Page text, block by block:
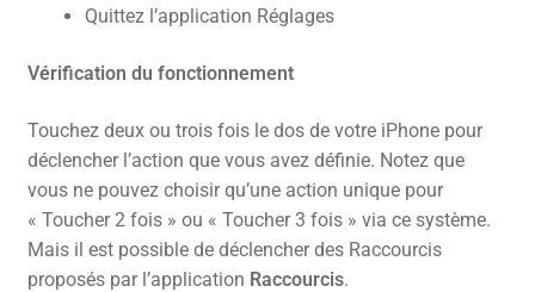
Quittez l’application Réglages
Vérification du fonctionnement
Touchez deux ou trois fois le dos de votre iPhone pour
déclencher l’action que vous avez définie. Notez que
vous ne pouvez choisir qu’une action unique pour
« Toucher 2 fois » ou « Toucher 3 fois » via ce système.
Mais il est possible de déclencher des Raccourcis
proposés par l’application Raccourcis.